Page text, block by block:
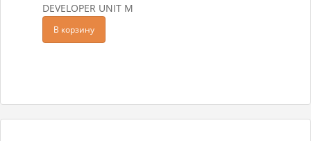
DEVELOPER UNIT M
В корзину